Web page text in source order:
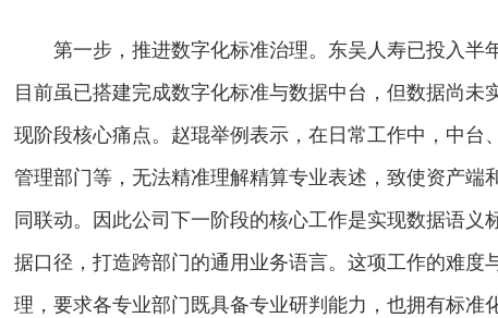
第一步，推进数字化标准治理。东吴人寿已投入半
目前虽已搭建完成数字化标准与数据中台，但数据尚未
现阶段核心痛点。赵琨举例表示，在日常工作中，中台
管理部门等，无法精准理解精算专业表述，致使资产端
同联动。因此公司下一阶段的核心工作是实现数据语义
据口径，打造跨部门的通用业务语言。这项工作的难度
理，要求各专业部门既具备专业研判能力，也拥有标准